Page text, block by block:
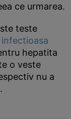
ce urmarea.
teste
infectioasa
hepatita
o veste
nu a